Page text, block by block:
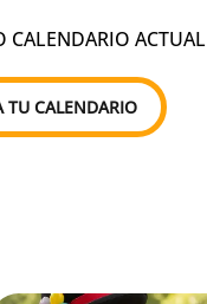
CALENDARIO ACTUAL
TU CALENDARIO